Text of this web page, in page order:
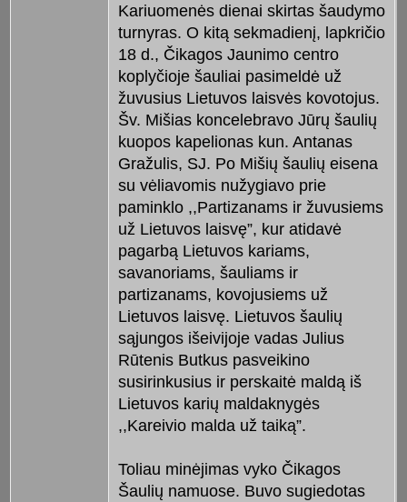
Kariuomenės dienai skirtas šaudymo
turnyras. O kitą sekmadienį, lapkričio
18 d., Čikagos Jaunimo centro
koplyčioje šauliai pasimeldė už
žuvusius Lietuvos laisvės kovotojus.
Šv. Mišias koncelebravo Jūrų šaulių
kuopos kapelionas kun. Antanas
Gražulis, SJ. Po Mišių šaulių eisena
su vėliavomis nužygiavo prie
paminklo ,,Partizanams ir žuvusiems
už Lietuvos laisvę”, kur atidavė
pagarbą Lietuvos kariams,
savanoriams, šauliams ir
partizanams, kovojusiems už
Lietuvos laisvę. Lietuvos šaulių
sąjungos išeivijoje vadas Julius
Rūtenis Butkus pasveikino
susirinkusius ir perskaitė maldą iš
Lietuvos karių maldaknygės
,,Kareivio malda už taiką”.
Toliau minėjimas vyko Čikagos
Šaulių namuose. Buvo sugiedotas